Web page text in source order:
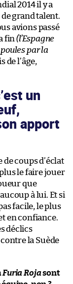
2014 il y a
grand talent.
avions passé
fin(l’Espagne
par la
de l’âge,
un
apport
coups d’éclat
le faire jouer
que
à lui. Et si
facile, le plus
en confiance.
déclics
la Suède
Furia Rojasont